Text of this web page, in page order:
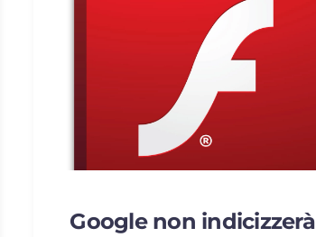
Google non indicizzerà